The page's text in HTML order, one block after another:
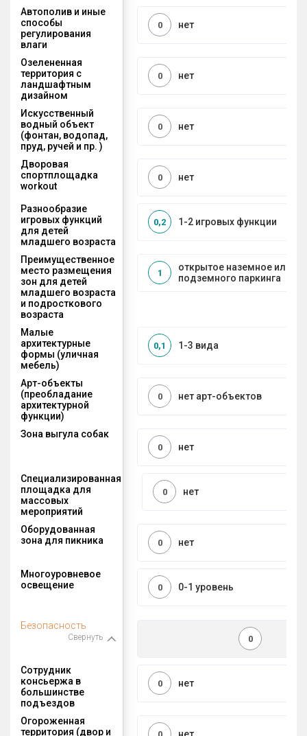
Автополив и иные
способы
регулирования
влаги
нет
0
Озелененная
территория с
ландшафтным
дизайном
нет
0
Искусственный
водный объект
(фонтан, водопад,
пруд, ручей и пр. )
нет
0
Дворовая
спортплощадка
workout
нет
0
Разнообразие
игровых функций
для детей
младшего возраста
1-2 игровых функции
0,2
Преимущественное
место размещения
зон для детей
младшего возраста
и подросткового
возраста
открытое наземное или на
подземного паркинга
1
Малые
архитектурные
формы (уличная
мебель)
1-3 вида
0,1
Арт-объекты
(преобладание
архитектурной
функции)
нет арт-объектов
0
Зона выгула собак
нет
0
Специализированная
площадка для
массовых
мероприятий
нет
0
Оборудованная
зона для пикника
нет
0
Многоуровневое
освещение
0-1 уровень
0
Безопасность
Свернуть 0
Сотрудник
консьержа в
большинстве
подъездов
нет
0
Огороженная
территория (двор и